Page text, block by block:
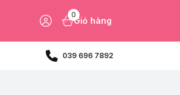
0
Giỏ hàng
039 696 7892